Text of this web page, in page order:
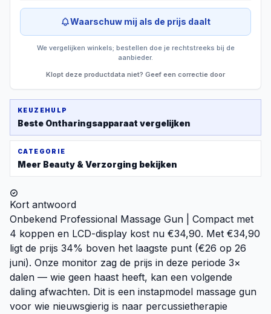
Waarschuw mij als de prijs daalt
We vergelijken winkels; bestellen doe je rechtstreeks bij de
aanbieder.
Klopt deze productdata niet? Geef een correctie door
KEUZEHULP
Beste Ontharingsapparaat vergelijken
CATEGORIE
Meer Beauty & Verzorging bekijken
Kort antwoord
Onbekend Professional Massage Gun | Compact met
4 koppen en LCD-display kost nu €34,90. Met €34,90
ligt de prijs 34% boven het laagste punt (€26 op 26
juni). Onze monitor zag de prijs in deze periode 3×
dalen — wie geen haast heeft, kan een volgende
daling afwachten. Dit is een instapmodel massage gun
voor wie nieuwsgierig is naar percussietherapie